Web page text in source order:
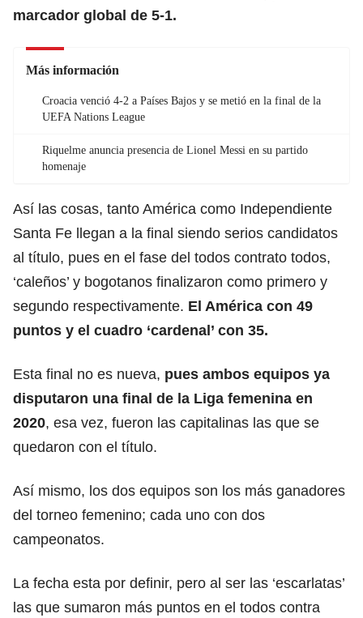
marcador global de 5-1.
Más información
Croacia venció 4-2 a Países Bajos y se metió en la final de la
UEFA Nations League
Riquelme anuncia presencia de Lionel Messi en su partido
homenaje
Así las cosas, tanto América como Independiente
Santa Fe llegan a la final siendo serios candidatos
al título, pues en el fase del todos contrato todos,
‘caleños’ y bogotanos finalizaron como primero y
segundo respectivamente. El América con 49
puntos y el cuadro ‘cardenal’ con 35.
Esta final no es nueva, pues ambos equipos ya
disputaron una final de la Liga femenina en
2020, esa vez, fueron las capitalinas las que se
quedaron con el título.
Así mismo, los dos equipos son los más ganadores
del torneo femenino; cada uno con dos
campeonatos.
La fecha esta por definir, pero al ser las ‘escarlatas’
las que sumaron más puntos en el todos contra